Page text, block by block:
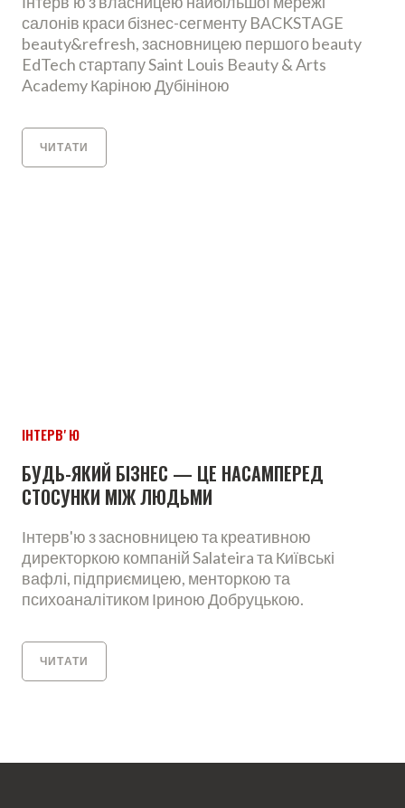
салонів краси бізнес-сегменту BACKSTAGE
beauty&refresh, засновницею першого beauty
EdTech стартапу Saint Louis Beauty & Arts
Academy Каріною Дубініною
ЧИТАТИ
ІНТЕРВʼЮ
БУДЬ-ЯКИЙ БІЗНЕС — ЦЕ НАСАМПЕРЕД
СТОСУНКИ МІЖ ЛЮДЬМИ
Інтерв'ю з засновницею та креативною
директоркою компаній Salateira та Київські
вафлі, підприємицею, менторкою та
психоаналітиком Іриною Добруцькою.
ЧИТАТИ